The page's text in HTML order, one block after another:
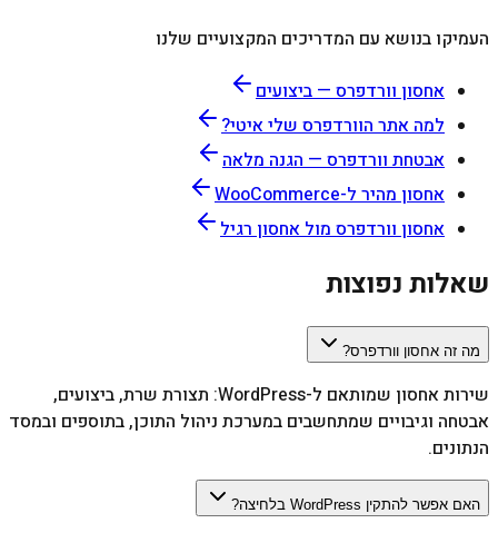
העמיקו בנושא עם המדריכים המקצועיים שלנו
אחסון וורדפרס — ביצועים
למה אתר הוורדפרס שלי איטי?
אבטחת וורדפרס — הגנה מלאה
אחסון מהיר ל-WooCommerce
אחסון וורדפרס מול אחסון רגיל
שאלות נפוצות
מה זה אחסון וורדפרס?
שירות אחסון שמותאם ל-WordPress: תצורת שרת, ביצועים,
אבטחה וגיבויים שמתחשבים במערכת ניהול התוכן, בתוספים ובמסד
הנתונים.
האם אפשר להתקין WordPress בלחיצה?